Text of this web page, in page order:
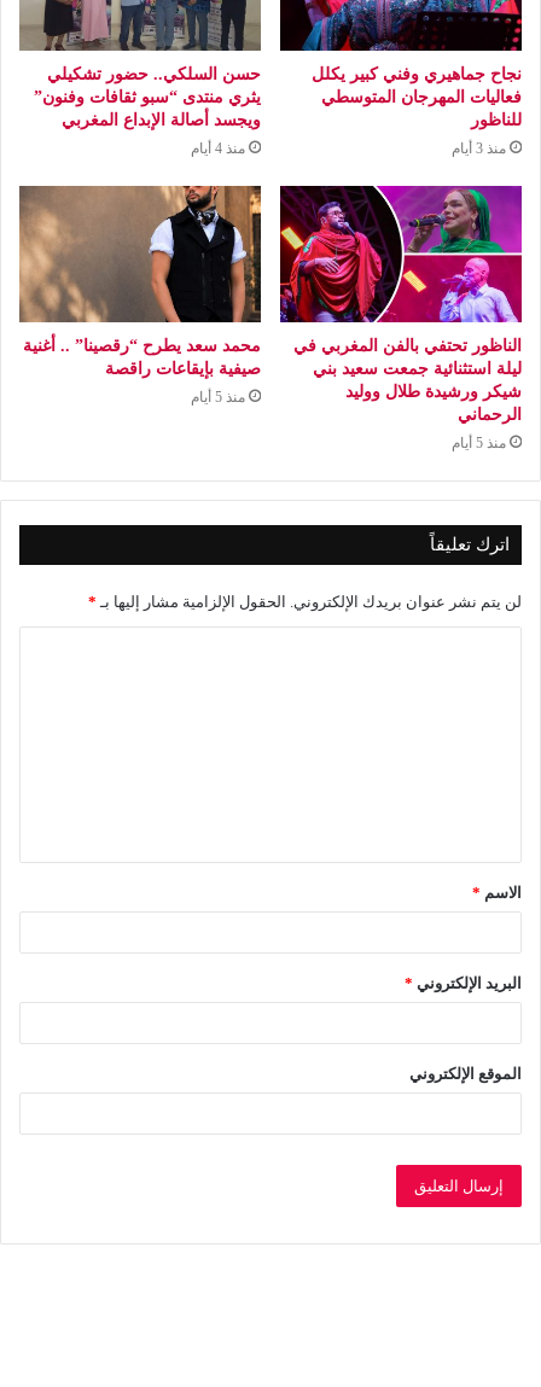
نجاح جماهيري وفني كبير يكلل
فعاليات المهرجان المتوسطي
للناظور
منذ 3 أيام
حسن السلكي.. حضور تشكيلي
يثري منتدى “سبو ثقافات وفنون”
ويجسد أصالة الإبداع المغربي
منذ 4 أيام
الناظور تحتفي بالفن المغربي في
ليلة استثنائية جمعت سعيد بني
شيكر ورشيدة طلال ووليد
الرحماني
منذ 5 أيام
محمد سعد يطرح “رقصينا” .. أغنية
صيفية بإيقاعات راقصة
منذ 5 أيام
اترك تعليقاً
لن يتم نشر عنوان بريدك الإلكتروني. الحقول الإلزامية مشار إليها بـ *
ق
*
الاسم *
البريد الإلكتروني *
الموقع الإلكتروني